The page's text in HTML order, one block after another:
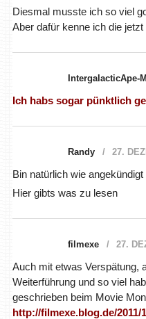
Diesmal musste ich so viel
Aber dafür kenne ich die jetzt
IntergalacticApe-
Ich habs sogar pünktlich
Randy 27.
Bin natürlich wie angekündigt
Hier gibts was zu lesen
filmexe 27.
Auch mit etwas Verspätung,
Weiterführung und so viel
geschrieben beim Movie
http://filmexe.blog.de/2011/